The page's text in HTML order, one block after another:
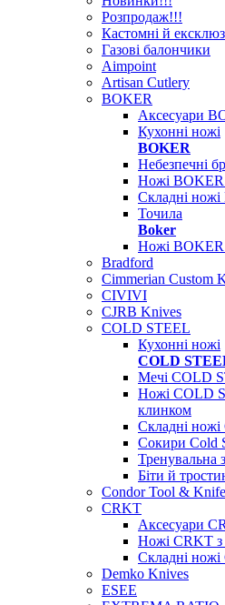
Розпродаж!!!
Кастомні й
Газові балончики
Aimpoint
Artisan Cutlery
BOKER
Аксесуари
Кухонні ножі
BOKER
Небезпечні
Ножі BOKER
Складні
Точила
Boker
Ножі
Bradford
Cimmerian Custom
CIVIVI
CJRB Knives
COLD STEEL
Кухонні ножі
COLD
Мечі COLD
Ножі COLD
клинком
Складні
Сокири Cold
Тренувальна
Біти й
Condor Tool & Knife
CRKT
Аксесуари
Ножі CRKT з
Складні
Demko Knives
ESEE